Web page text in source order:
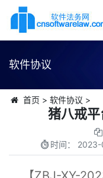
软件协议
首页 > 软件协议 >
猪八戒
时间： 2023-